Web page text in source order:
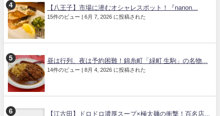
【八王子】市場に潜むオシャレスポット！『nanon...
15件のビュー | 6月 7, 2026 に投稿された
昼は行列、夜は予約困難！錦糸町「緑町 生駒」の名物...
14件のビュー | 8月 4, 2026 に投稿された
【江古田】ドロドロ濃厚スープ×極太麺の衝撃！百名店...